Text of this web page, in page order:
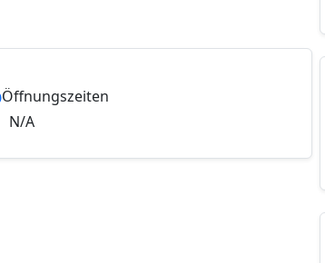
Öffnungszeiten
N/A